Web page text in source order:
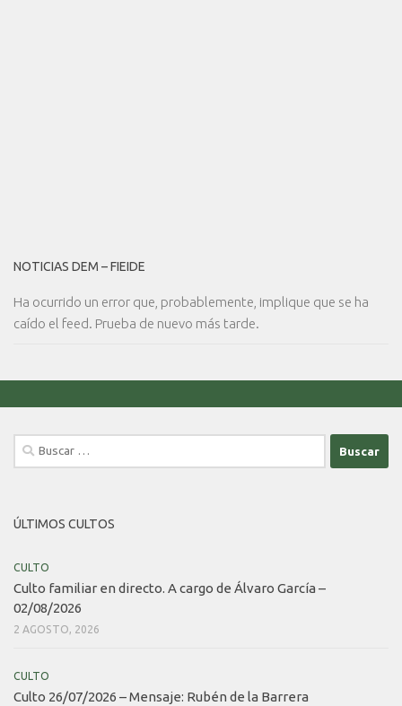
NOTICIAS DEM – FIEIDE
Ha ocurrido un error que, probablemente, implique que se ha
caído el feed. Prueba de nuevo más tarde.
Buscar:
ÚLTIMOS CULTOS
CULTO
Culto familiar en directo. A cargo de Álvaro García –
02/08/2026
2 AGOSTO, 2026
CULTO
Culto 26/07/2026 – Mensaje: Rubén de la Barrera